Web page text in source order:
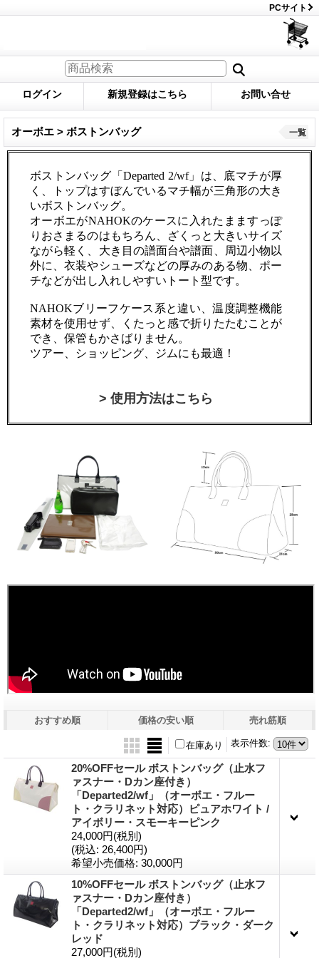
PCサイト
ログイン 新規登録はこちら お問い合せ
オーボエ > ボストンバッグ
ボストンバッグ「Departed 2/wf」は、底マチが厚
く、トップはすぼんでいるマチ幅が三角形の大き
いボストンバッグ。
オーボエがNAHOKのケースに入れたまますっぽ
りおさまるのはもちろん、ざくっと大きいサイズ
ながら軽く、大き目の譜面台や譜面、周辺小物以
外に、衣装やシューズなどの厚みのある物、ポー
チなどが出し入れしやすいトート型です。
NAHOKブリーフケース系と違い、温度調整機能
素材を使用せず、くたっと感で折りたたむことが
でき、保管もかさばりません。
ツアー、ショッピング、ジムにも最適！
> 使用方法はこちら
一覧
おすすめ順 価格の安い順 売れ筋順
表示件数:
在庫あり
20%OFFセール ボストンバッグ（止水フ
ァスナー・Dカン座付き）
「Departed2/wf」（オーボエ・フルー
ト・クラリネット対応）ピュアホワイト /
アイボリー・スモーキーピンク
24,000円(税別)
(税込: 26,400円)
希望小売価格: 30,000円
10%OFFセール ボストンバッグ（止水フ
ァスナー・Dカン座付き）
「Departed2/wf」（オーボエ・フルー
ト・クラリネット対応）ブラック・ダーク
レッド
27,000円(税別)